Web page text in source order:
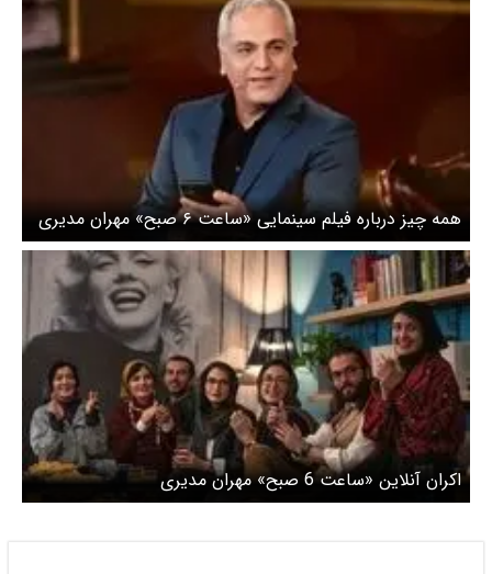
همه چیز درباره فیلم سینمایی «ساعت ۶ صبح» مهران مدیری
اکران آنلاین «ساعت 6 صبح» مهران مدیری